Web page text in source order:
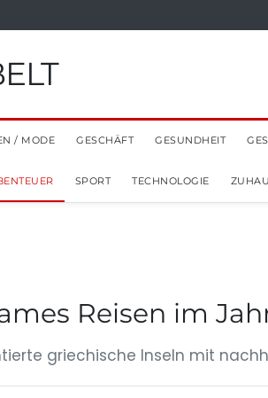
/ MODE GESCHÄFT GESUNDHEIT
SPORT TECHNOLOGIE
Reisen im
griechische Inseln mit